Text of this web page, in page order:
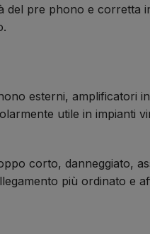
del pre phono e corretta
esterni, amplificatori
utile in impianti
corto, danneggiato,
più ordinato e